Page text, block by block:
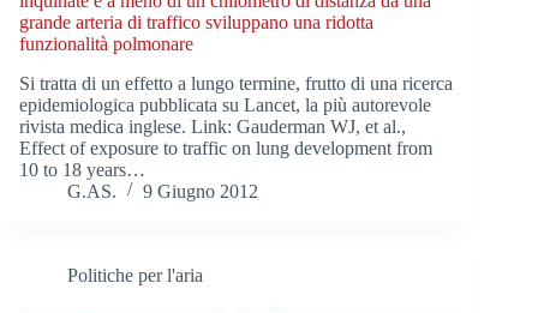
grande arteria di traffico sviluppano una ridotta
funzionalità polmonare
Si tratta di un effetto a lungo termine, frutto di una ricerca
epidemiologica pubblicata su Lancet, la più autorevole
rivista medica inglese. Link: Gauderman WJ, et al.,
Effect of exposure to traffic on lung development from
10 to 18 years…
G.AS.
9 Giugno 2012
Politiche per l'aria